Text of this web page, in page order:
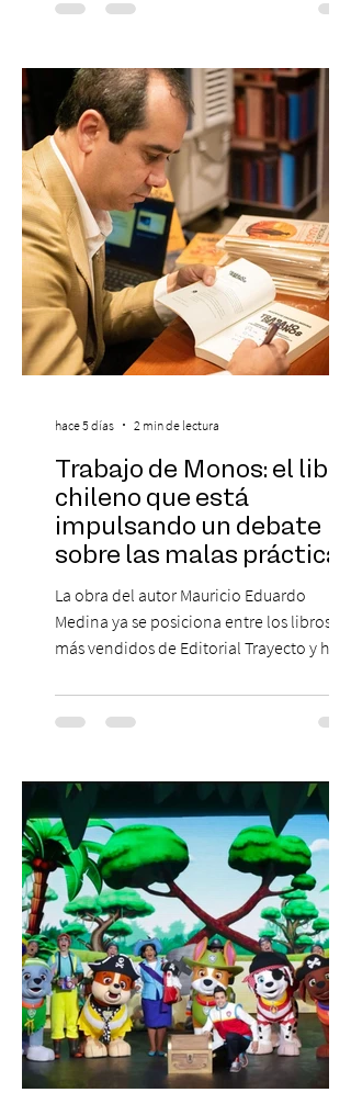
de 2026) — FloyyMenor ha sido
Under 21 por tercer año consecutivo,
formando parte una vez más de la
selección anual de la publicación que
destaca a los artistas menores de 21 años
más influyentes de la industria musical.
Este reconocimiento reaf
Trabajo de Monos: el libro
chileno que está
impulsando un debate
sobre las malas prácticas
laborales y el futuro del
trabajo
La obra del autor Mauricio Eduardo
Medina ya se posiciona entre los libros
más vendidos de Editorial Trayecto y ha
para mejorar los procesos de selección
laboral en Chile. En un contexto donde el
experiencias laborales forman parte de la
realidad de miles de trabajadores, Trabajo
de Monos – Reflexiones de la Selva
Corporativa, del autor Mauricio Eduardo
Medina, ha trascendido el ámbito editorial
hace 5 días 2 min de lectura